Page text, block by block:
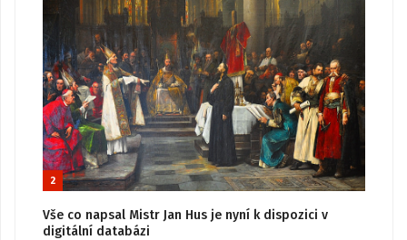
2
Vše co napsal Mistr Jan Hus je nyní k dispozici v
digitální databázi